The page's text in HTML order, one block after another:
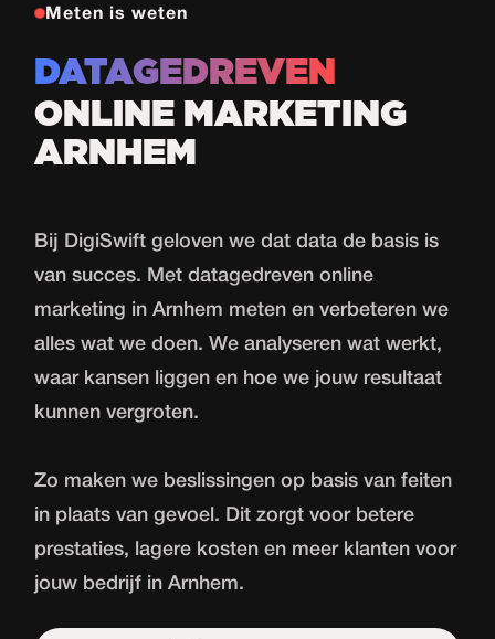
Meten is weten
DATAGEDREVEN
ONLINE MARKETING
ARNHEM
Bij DigiSwift geloven we dat data de basis is
van succes. Met datagedreven online
marketing in Arnhem meten en verbeteren we
alles wat we doen. We analyseren wat werkt,
waar kansen liggen en hoe we jouw resultaat
kunnen vergroten.
Zo maken we beslissingen op basis van feiten
in plaats van gevoel. Dit zorgt voor betere
prestaties, lagere kosten en meer klanten voor
jouw bedrijf in Arnhem.